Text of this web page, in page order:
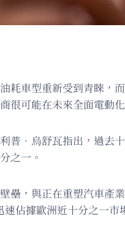
耗車型重新受到青睞，
很可能在未來全面電動
普．烏舒瓦指出，過去
之一。
壘，與正在重塑汽車產
速佔據歐洲近十分之一